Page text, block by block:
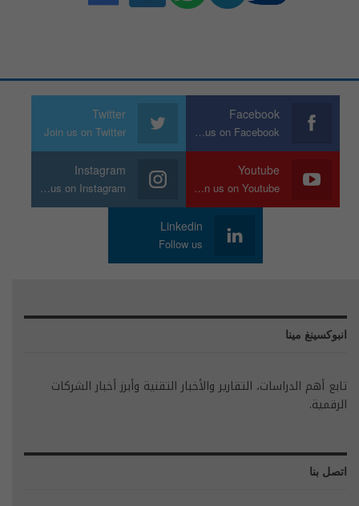
Facebook
Join us on Facebook
Twitter
Join us on Twitter
Youtube
Join us on Youtube
Instagram
Join us on Instagram
Linkedin
Follow us
انبوكسينغ مينا
تابع أهم الدراسات، التقارير والأخبار التقنية وأبرز أخبار الشركات
الرقمية.
اتصل بنا